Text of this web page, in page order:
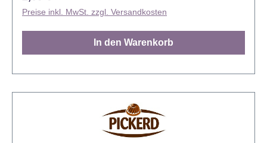
frischem Zitronengeschmack besticht durch ihren
einzigartigen Blauton. Glasieren Sie mit dieser
einzigartigen Glasur Muffins, Torten und Kuchen und
dekorieren Sie diese nach Lust und Laune. Die
Heißwasserbad erwärmt werden und hat einen
Beutel aufrecht in die Mikrowelle stellen und bei
niedrigster Leistungsstufe (max. 250 Watt) ca. 3-4
Preise inkl. MwSt. zzgl. Versandkosten
In den Warenkorb